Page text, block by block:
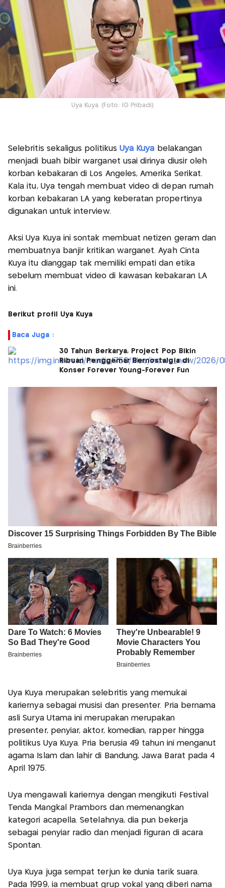
Uya Kuya. (Foto: IG Pribadi)
Selebritis sekaligus politikus Uya Kuya belakangan
menjadi buah bibir warganet usai dirinya diusir oleh
korban kebakaran di Los Angeles, Amerika Serikat.
Kala itu, Uya tengah membuat video di depan rumah
korban kebakaran LA yang keberatan propertinya
digunakan untuk interview.
Aksi Uya Kuya ini sontak membuat netizen geram dan
membuatnya banjir kritikan warganet. Ayah Cinta
Kuya itu dianggap tak memiliki empati dan etika
sebelum membuat video di kawasan kebakaran LA
ini.
Berikut profil Uya Kuya
Baca Juga :
30 Tahun Berkarya, Project Pop Bikin
Ribuan Penggemar Bernostalgia di
Konser Forever Young-Forever Fun
Uya Kuya merupakan selebritis yang memukai
kariernya sebagai musisi dan presenter. Pria bernama
asli Surya Utama ini merupakan merupakan
presenter, penyiar, aktor, komedian, rapper hingga
politikus Uya Kuya. Pria berusia 49 tahun ini menganut
agama Islam dan lahir di Bandung, Jawa Barat pada 4
April 1975.
Uya mengawali kariernya dengan mengikuti Festival
Tenda Mangkal Prambors dan memenangkan
kategori acapella. Setelahnya, dia pun bekerja
sebagai penyiar radio dan menjadi figuran di acara
Spontan.
Uya Kuya juga sempat terjun ke dunia tarik suara.
Pada 1999, ia membuat grup vokal yang diberi nama